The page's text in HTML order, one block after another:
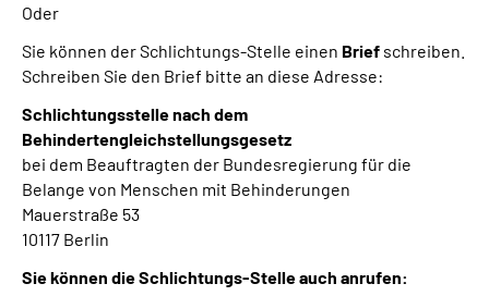
Oder
Sie können der Schlichtungs-Stelle einen Brief schreiben.
Schreiben Sie den Brief bitte an diese Adresse:
Schlichtungsstelle nach dem
Behindertengleichstellungsgesetz
bei dem Beauftragten der Bundesregierung für die
Belange von Menschen mit Behinderungen
Mauerstraße 53
10117 Berlin
Sie können die Schlichtungs-Stelle auch anrufen: